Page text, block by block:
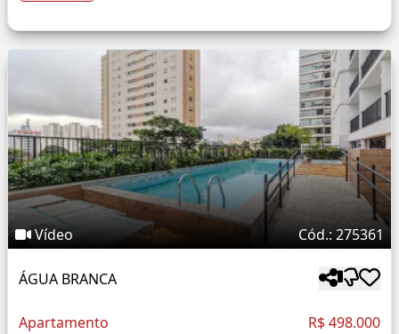
Vídeo Cód.: 275361
ÁGUA BRANCA
Apartamento R$ 498.000